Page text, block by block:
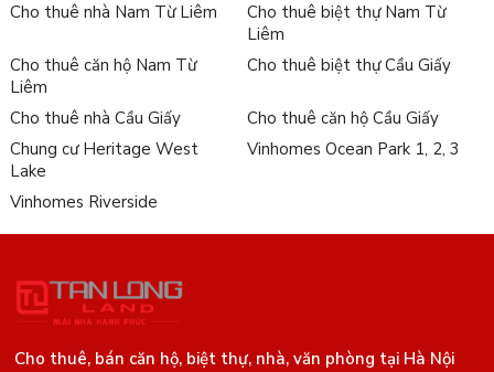
Cho thuê nhà Nam Từ Liêm
Cho thuê biệt thự Nam Từ
Liêm
Cho thuê căn hộ Nam Từ
Liêm
Cho thuê biệt thự Cầu Giấy
Cho thuê nhà Cầu Giấy
Cho thuê căn hộ Cầu Giấy
Chung cư Heritage West
Lake
Vinhomes Ocean Park 1, 2, 3
Vinhomes Riverside
Cho thuê, bán căn hộ, biệt thự, nhà, văn phòng tại Hà Nội